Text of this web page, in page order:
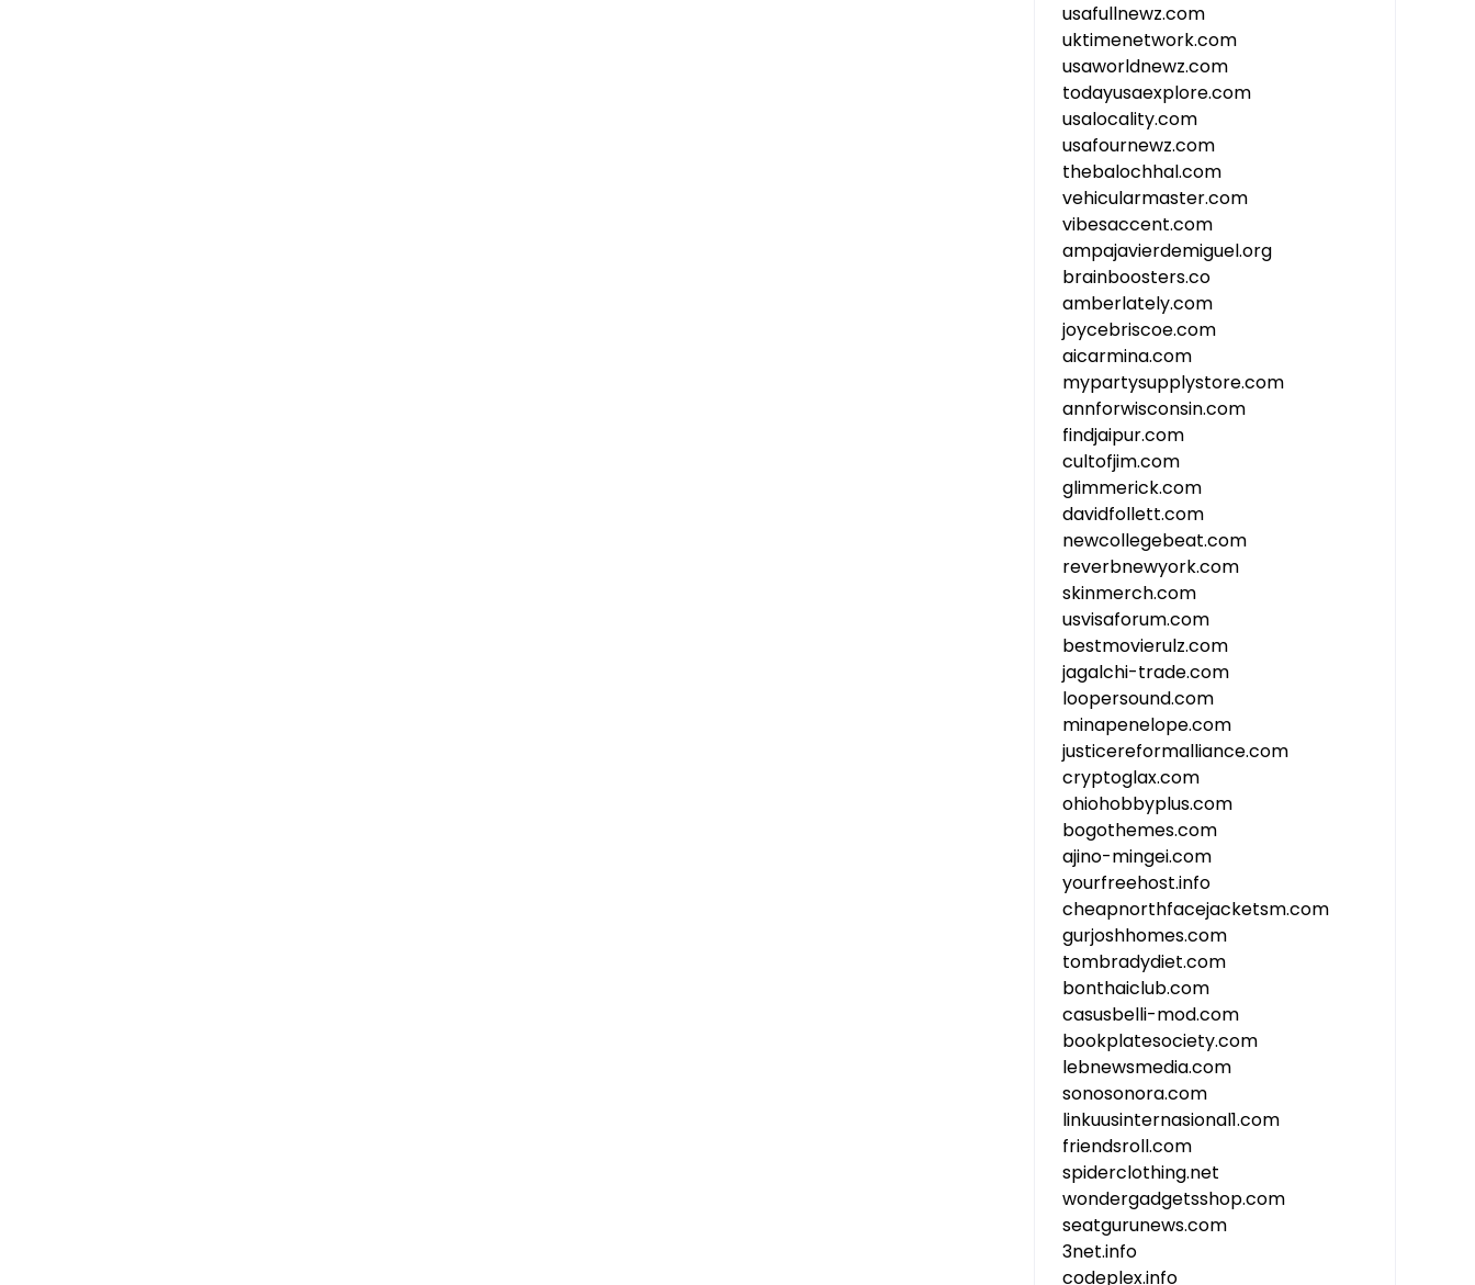
usafullnewz.com
uktimenetwork.com
usaworldnewz.com
todayusaexplore.com
usalocality.com
usafournewz.com
thebalochhal.com
vehicularmaster.com
vibesaccent.com
ampajavierdemiguel.org
brainboosters.co
amberlately.com
joycebriscoe.com
aicarmina.com
mypartysupplystore.com
annforwisconsin.com
findjaipur.com
cultofjim.com
glimmerick.com
davidfollett.com
newcollegebeat.com
reverbnewyork.com
skinmerch.com
usvisaforum.com
bestmovierulz.com
jagalchi-trade.com
loopersound.com
minapenelope.com
justicereformalliance.com
cryptoglax.com
ohiohobbyplus.com
bogothemes.com
ajino-mingei.com
yourfreehost.info
cheapnorthfacejacketsm.com
gurjoshhomes.com
tombradydiet.com
bonthaiclub.com
casusbelli-mod.com
bookplatesociety.com
lebnewsmedia.com
sonosonora.com
linkuusinternasional1.com
friendsroll.com
spiderclothing.net
wondergadgetsshop.com
seatgurunews.com
3net.info
codeplex.info